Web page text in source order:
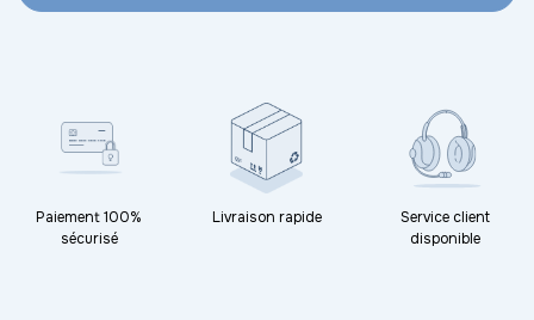
Paiement 100%
sécurisé
Livraison rapide
Service client
disponible